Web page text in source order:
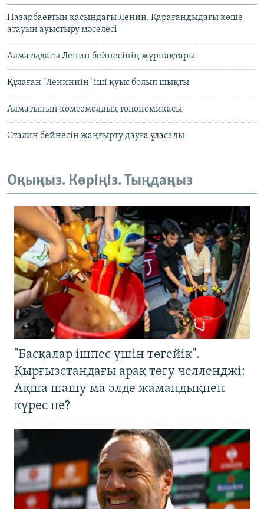
Назарбаевтың қасындағы Ленин. Қарағандыдағы көше
атауын ауыстыру мәселесі
Алматыдағы Ленин бейнесінің жұрнақтары
Құлаған "Лениннің" іші қуыс болып шықты
Алматының комсомолдық топономикасы
Сталин бейнесін жаңғырту дауға ұласады
Оқыңыз. Көріңіз. Тыңдаңыз
"Басқалар ішпес үшін төгейік".
Қырғызстандағы арақ төгу челленджі:
Ақша шашу ма әлде жамандықпен
күрес пе?